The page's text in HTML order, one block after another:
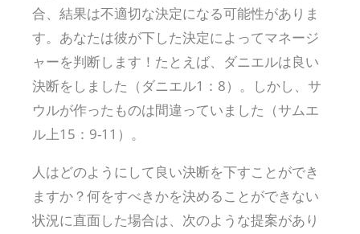
合、結果は不適切な決定になる可能性がありま
す。あなたは彼が下した決定によってマネージ
ャーを判断します！たとえば、ダニエルは良い
決断をしました（ダニエル1：8）。しかし、サ
ウルが作ったものは間違っていました（サムエ
ル上15：9-11）。
人はどのようにして良い決断を下すことができ
ますか？何をすべきかを決めることができない
状況に直面した場合は、次のような提案があり